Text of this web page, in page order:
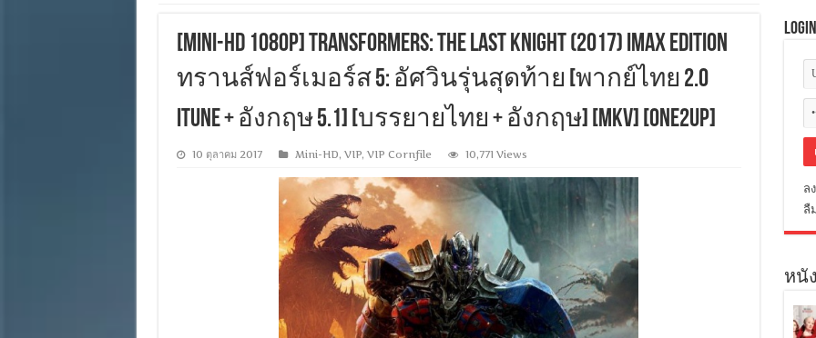
[MINI-HD 1080P] Transformers: The Last Knight (2017) IMAX Edition
ทรานส์ฟอร์เมอร์ส 5: อัศวินรุ่นสุดท้าย [พากย์ไทย 2.0
iTune + อังกฤษ 5.1] [บรรยายไทย + อังกฤษ] [MKV] [ONE2UP]
10 ตุลาคม 2017 Mini-HD, VIP, VIP Cornfile 10,771 Views
Login
ล
ลื
หนั